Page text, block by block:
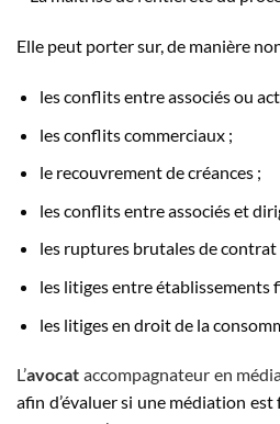
Elle peut porter sur, de manière
les conflits entre associés ou
les conflits commerciaux ;
le recouvrement de créances ;
les conflits entre associés et
les ruptures brutales de contrat
les litiges entre établissements
les litiges en droit de la
L’avocat accompagnateur en
afin d’évaluer si une médiation